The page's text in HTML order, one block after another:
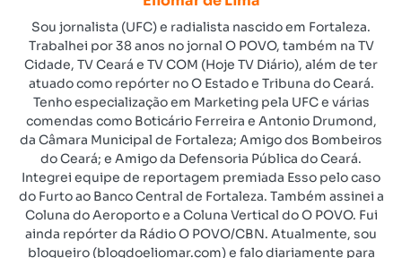
Sou jornalista (UFC) e radialista nascido em Fortaleza.
Trabalhei por 38 anos no jornal O POVO, também na TV
Cidade, TV Ceará e TV COM (Hoje TV Diário), além de ter
atuado como repórter no O Estado e Tribuna do Ceará.
Tenho especialização em Marketing pela UFC e várias
comendas como Boticário Ferreira e Antonio Drumond,
da Câmara Municipal de Fortaleza; Amigo dos Bombeiros
do Ceará; e Amigo da Defensoria Pública do Ceará.
Integrei equipe de reportagem premiada Esso pelo caso
do Furto ao Banco Central de Fortaleza. Também assinei a
Coluna do Aeroporto e a Coluna Vertical do O POVO. Fui
ainda repórter da Rádio O POVO/CBN. Atualmente, sou
blogueiro (blogdoeliomar.com) e falo diariamente para